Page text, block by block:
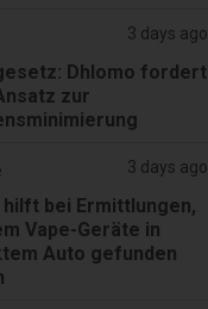
3 days ago
Dhlomo fordert
zur
3 days ago
bei Ermittlungen,
Vape-Geräte in
Auto gefunden